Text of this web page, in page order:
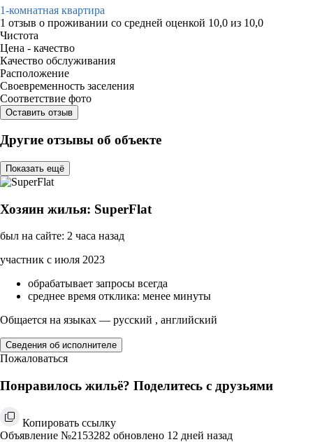
1-комнатная квартира
1 отзыв о проживании со средней оценкой 10,0 из 10,0
Чистота
Цена - качество
Качество обслуживания
Расположение
Своевременность заселения
Соответствие фото
Оставить отзыв
Другие отзывы об объекте
Показать ещё
Хозяин жилья: SuperFlat
был на сайте: 2 часа назад
участник с июля 2023
обрабатывает запросы всегда
среднее время отклика: менее минуты
Общается на языках — русский , английский
Сведения об исполнителе
Пожаловаться
Понравилось жильё? Поделитесь с друзьями
Копировать ссылку
Объявление №2153282 обновлено 12 дней назад